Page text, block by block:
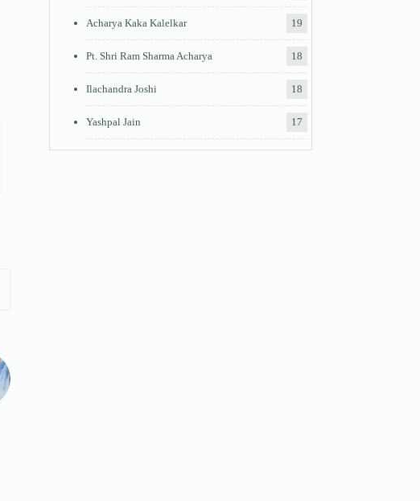
Acharya Kaka Kalelkar 19
Pt. Shri Ram Sharma Acharya 18
Ilachandra Joshi 18
Yashpal Jain 17